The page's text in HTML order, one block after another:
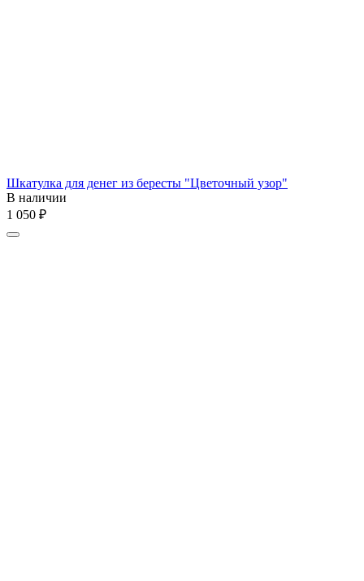
Шкатулка для денег из бересты "Цветочный узор"
В наличии
1 050 ₽